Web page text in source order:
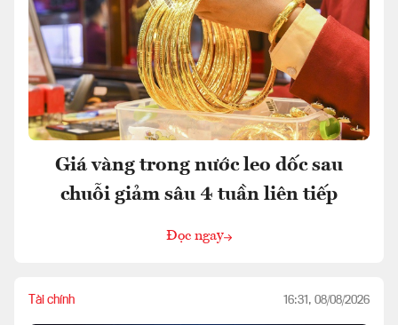
Giá vàng trong nước leo dốc sau
chuỗi giảm sâu 4 tuần liên tiếp
Đọc ngay
Tài chính 16:31, 08/08/2026